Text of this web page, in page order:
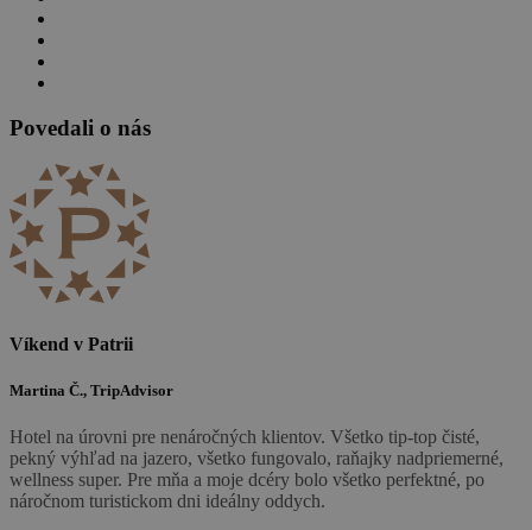
Povedali o nás
Víkend v Patrii
Martina Č., TripAdvisor
Hotel na úrovni pre nenáročných klientov. Všetko tip-top čisté,
pekný výhľad na jazero, všetko fungovalo, raňajky nadpriemerné,
wellness super. Pre mňa a moje dcéry bolo všetko perfektné, po
náročnom turistickom dni ideálny oddych.